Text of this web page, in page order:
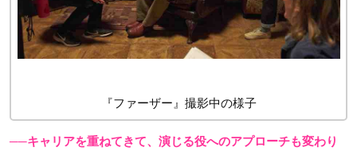
『ファーザー』撮影中の様子
──キャリアを重ねてきて、演じる役へのアプローチも変わり